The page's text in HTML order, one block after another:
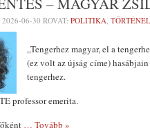
2026-06-30 ROVAT: POLITIKA,
„Tengerhez magyar, el a
(ez volt az újság címe)
tengerhez.
professor emerita.
… Tovább »